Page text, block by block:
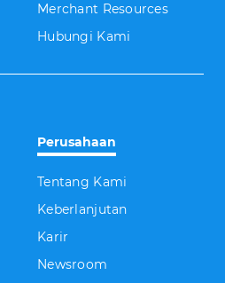
Merchant Resources
Hubungi Kami
Perusahaan
Tentang Kami
Keberlanjutan
Karir
Newsroom